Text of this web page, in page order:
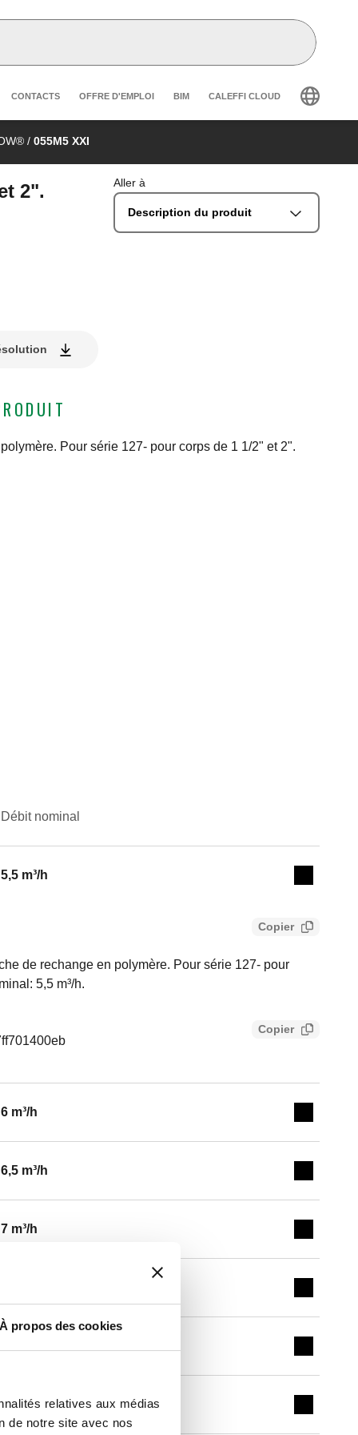
À propos des cookies
relatives aux médias
de notre site avec nos
secondary navigation
CONTACTS OFFRE D'EMPLOI BIM CALEFFI CLOUD
/ 055M5 XXI
2". Aller à
Description du produit
Pour série 127- pour corps de 1 1/2" et 2".
Débit nominal
5,5 m³/h
Collapse
Copier
de rechange en polymère. Pour série 127- pour
5,5 m³/h.
Copier
6 m³/h
Expand
6,5 m³/h
Expand
7 m³/h
Expand
Expand
Expand
8,5 m³/h
Expand